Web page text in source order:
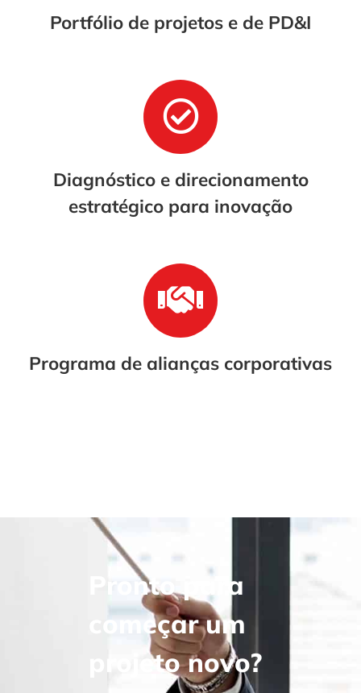
Portfólio de projetos e de PD&I
Diagnóstico e direcionamento
estratégico para inovação
Programa de alianças corporativas
Pronto para
começar um
projeto novo?